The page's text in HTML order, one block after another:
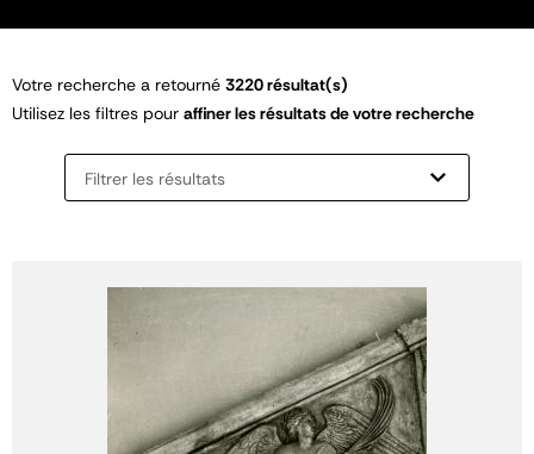
Votre recherche a retourné 3220 résultat(s)
Utilisez les filtres pour affiner les résultats de votre recherche
Filtrer les résultats